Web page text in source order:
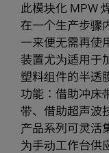
此模块化 MPW
在一个生产步骤
一来便无需再使
装置尤为适用于
塑料组件的半透
功能：借助冲床
带、借助超声波
产品系列可灵活
为手动工作台供